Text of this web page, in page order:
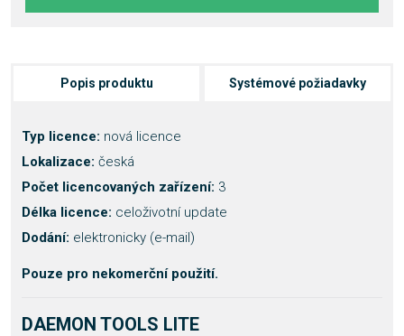
Popis produktu Systémové požiadavky
Typ licence: nová licence
Lokalizace: česká
Počet licencovaných zařízení: 3
Délka licence: celoživotní update
Dodání: elektronicky (e-mail)
Pouze pro nekomerční použití.
DAEMON TOOLS LITE